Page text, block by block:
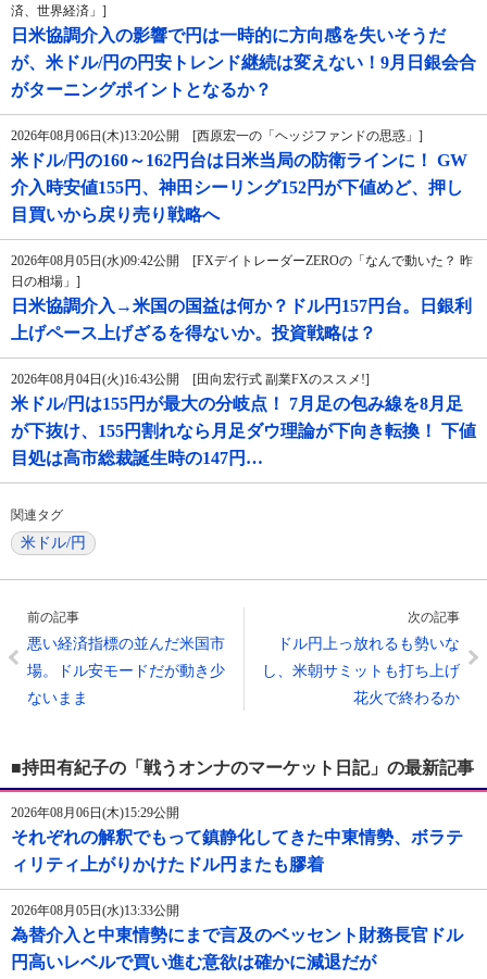
済、世界経済」]
日米協調介入の影響で円は一時的に方向感を失いそうだ
が、米ドル/円の円安トレンド継続は変えない！9月日銀会合
がターニングポイントとなるか？
2026年08月06日(木)13:20公開 [西原宏一の「ヘッジファンドの思惑」]
米ドル/円の160～162円台は日米当局の防衛ラインに！ GW
介入時安値155円、神田シーリング152円が下値めど、押し
目買いから戻り売り戦略へ
2026年08月05日(水)09:42公開 [FXデイトレーダーZEROの「なんで動いた？ 昨
日の相場」]
日米協調介入→米国の国益は何か？ドル円157円台。日銀利
上げペース上げざるを得ないか。投資戦略は？
2026年08月04日(火)16:43公開 [田向宏行式 副業FXのススメ!]
米ドル/円は155円が最大の分岐点！ 7月足の包み線を8月足
が下抜け、155円割れなら月足ダウ理論が下向き転換！ 下値
目処は高市総裁誕生時の147円…
関連タグ
米ドル/円
前の記事
悪い経済指標の並んだ米国市
場。ドル安モードだが動き少
ないまま
次の記事
ドル円上っ放れるも勢いな
し、米朝サミットも打ち上げ
花火で終わるか
■持田有紀子の「戦うオンナのマーケット日記」の最新記事
2026年08月06日(木)15:29公開
それぞれの解釈でもって鎮静化してきた中東情勢、ボラテ
ィリティ上がりかけたドル円またも膠着
2026年08月05日(水)13:33公開
為替介入と中東情勢にまで言及のベッセント財務長官ドル
円高いレベルで買い進む意欲は確かに減退だが